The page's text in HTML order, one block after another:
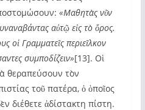
«Μαθητὰς νῦν
αὐτῷ εἰς τὸ ὄρος.
οἱ Γραμματεῖς περιεῖλκον
συμποδίζειν»[13]. Οἱ
θεραπεύσουν τὸν
τοῦ πατέρα, ὁ ὁποῖος
διέθετε ἀδίστακτη πίστη.